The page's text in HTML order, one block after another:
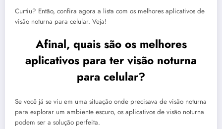
Curtiu? Então, confira agora a lista com os melhores aplicativos de
visão noturna para celular. Veja!
Afinal, quais são os melhores
aplicativos para ter visão noturna
para celular?
Se você já se viu em uma situação onde precisava de visão noturna
para explorar um ambiente escuro, os aplicativos de visão noturna
podem ser a solução perfeita.